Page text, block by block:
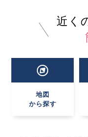
近く
地図
から探す